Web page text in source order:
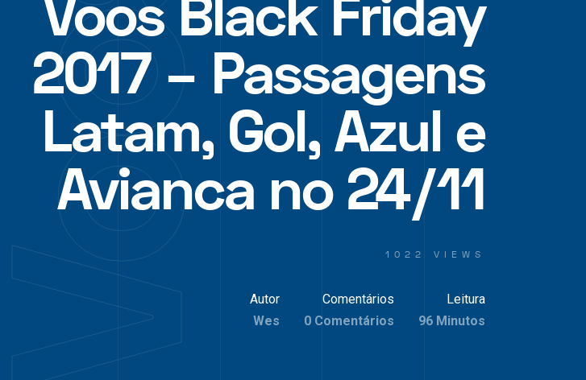
Voos Black Friday
2017 – Passagens
Latam, Gol, Azul e
Avianca no 24/11
1022 VIEWS
Autor
Wes
Comentários
0 Comentários
Leitura
96 Minutos